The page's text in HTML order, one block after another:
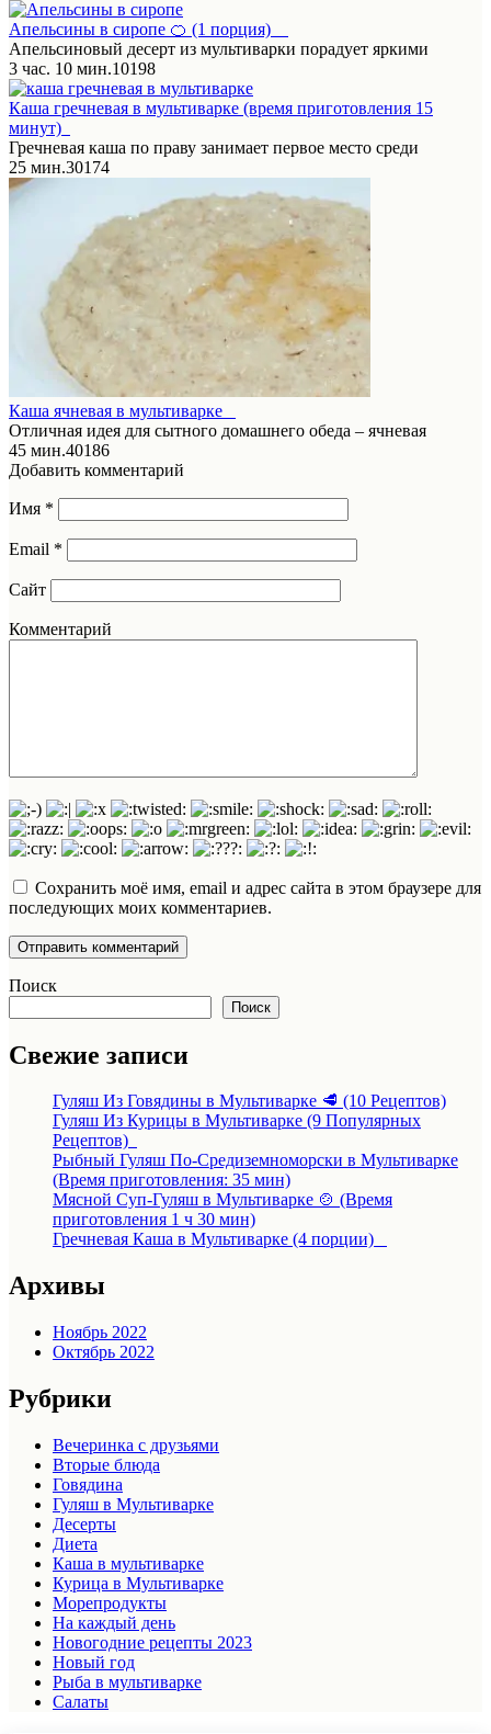
Апельсины в сиропе 🍊 (1 порция)
Апельсиновый десерт из мультиварки порадует яркими
3 час. 10 мин.10198
Каша гречневая в мультиварке (время приготовления 15
минут)
Гречневая каша по праву занимает первое место среди
25 мин.30174
Каша ячневая в мультиварке
Отличная идея для сытного домашнего обеда – ячневая
45 мин.40186
Добавить комментарий
Имя *
Email *
Сайт
Комментарий
Сохранить моё имя, email и адрес сайта в этом браузере для
последующих моих комментариев.
Поиск
Поиск
Свежие записи
Гуляш Из Говядины в Мультиварке 🥩 (10 Рецептов)
Гуляш Из Курицы в Мультиварке (9 Популярных
Рецептов)
Рыбный Гуляш По-Средиземноморски в Мультиварке
(Время приготовления: 35 мин)
Мясной Суп-Гуляш в Мультиварке 🍲 (Время
приготовления 1 ч 30 мин)
Гречневая Каша в Мультиварке (4 порции)
Архивы
Ноябрь 2022
Октябрь 2022
Рубрики
Вечеринка с друзьями
Вторые блюда
Говядина
Гуляш в Мультиварке
Десерты
Диета
Каша в мультиварке
Курица в Мультиварке
Морепродукты
На каждый день
Новогодние рецепты 2023
Новый год
Рыба в мультиварке
Салаты